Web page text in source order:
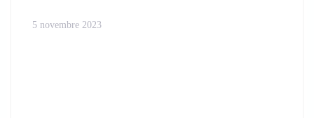
5 novembre 2023